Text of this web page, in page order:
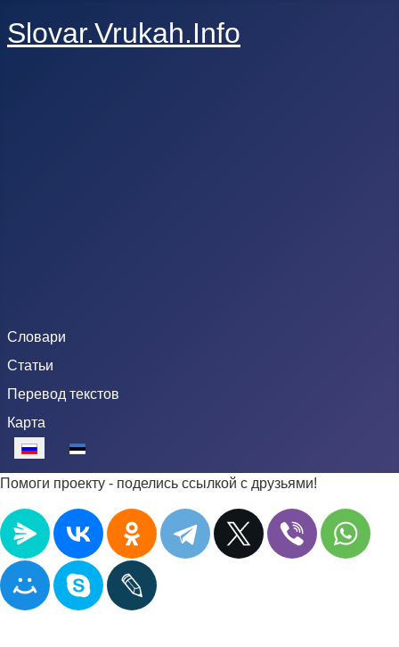
Slovar.Vrukah.Info
Словари
Статьи
Перевод текстов
Карта
Выберите язык
Помоги проекту - поделись ссылкой с друзьями!